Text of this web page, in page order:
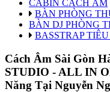
CABIN CÁCH ÂM
BÀN PHÒNG
BÀN DJ PHÒNG
BASSTRAP
Cách Âm Sài Gòn
STUDIO - ALL IN
Năng Tại Nguyễn